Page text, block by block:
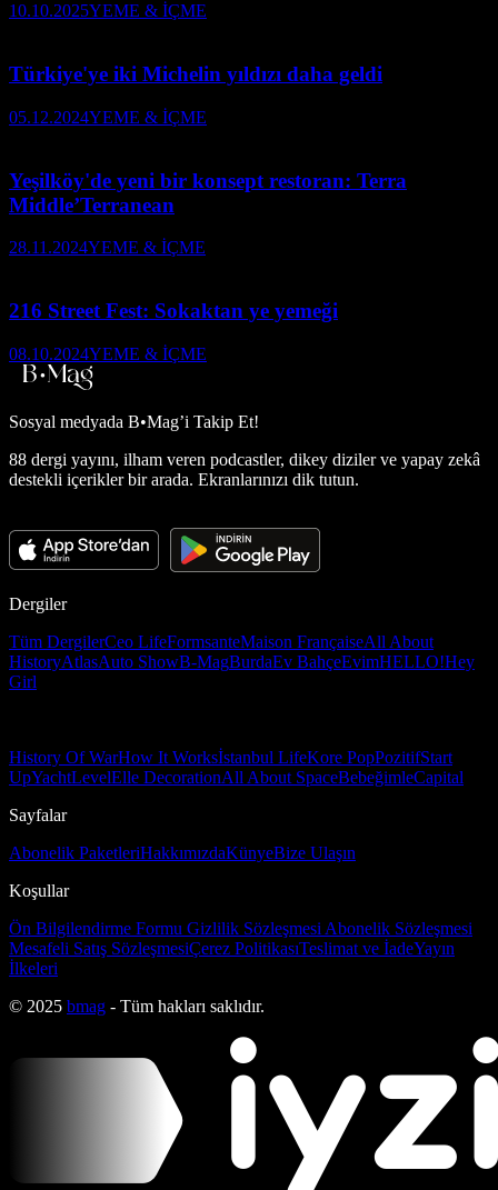
10.10.2025YEME & İÇME
Türkiye'ye iki Michelin yıldızı daha geldi
05.12.2024YEME & İÇME
Yeşilköy'de yeni bir konsept restoran: Terra
Middle’Terranean
28.11.2024YEME & İÇME
216 Street Fest: Sokaktan ye yemeği
08.10.2024YEME & İÇME
Sosyal medyada B•Mag’i Takip Et!
88 dergi yayını, ilham veren podcastler, dikey diziler ve yapay zekâ
destekli içerikler bir arada. Ekranlarınızı dik tutun.
Dergiler
Tüm DergilerCeo LifeFormsanteMaison FrançaiseAll About
HistoryAtlasAuto ShowB-MagBurdaEv BahçeEvimHELLO!Hey
Girl
History Of WarHow It Worksİstanbul LifeKore PopPozitifStart
UpYachtLevelElle DecorationAll About SpaceBebeğimleCapital
Sayfalar
Abonelik PaketleriHakkımızdaKünyeBize Ulaşın
Koşullar
Ön Bilgilendirme Formu Gizlilik Sözleşmesi Abonelik Sözleşmesi
Mesafeli Satış SözleşmesiÇerez PolitikasıTeslimat ve İadeYayın
İlkeleri
© 2025 bmag - Tüm hakları saklıdır.